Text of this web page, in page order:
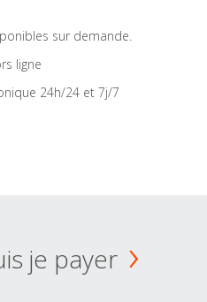
sur demande.
ligne
24h/24 et 7j/7
je payer